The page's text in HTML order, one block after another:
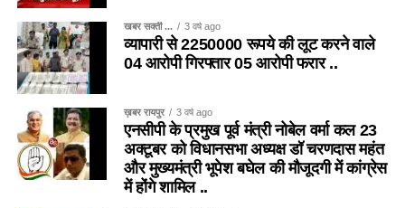
खबर सक्ती ... 3 वर्ष ago
व्यापारी से 2250000 रूपये की लूट करने वाले
04 आरोपी गिरफ्तार 05 आरोपी फरार ..
ख़बर रायपुर 3 वर्ष ago
एनसीपी के प्रमुख पूर्व मंत्री नोबेल वर्मा कल 23
अक्टूबर को विधानसभा अध्यक्ष डॉ चरणदास महंत
और मुख्यमंत्री भूपेश बघेल की मौजूदगी में कांग्रेस
में होंगे शामिल ..